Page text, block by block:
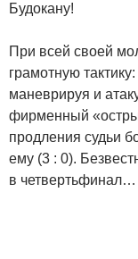
Будокану!
При всей своей
грамотную
маневрируя и
фирменный
продления судьи
ему (3 : 0).
в четвертьфинал…